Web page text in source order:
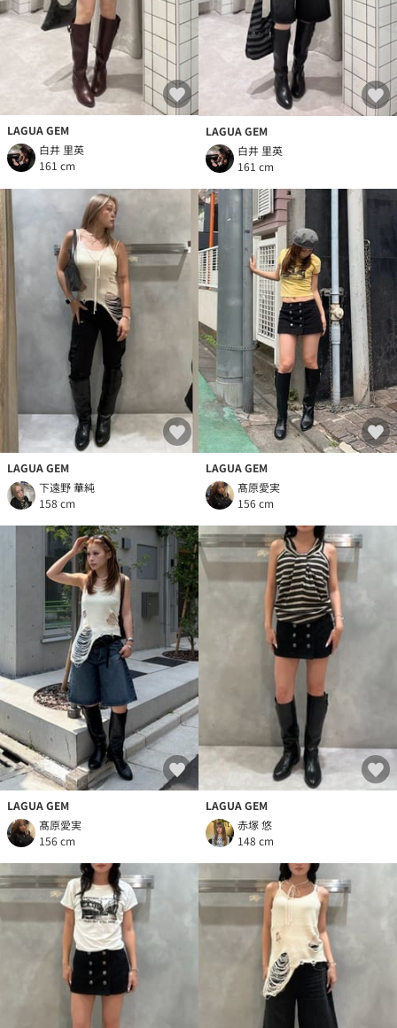
LAGUA GEM
白井 里英
161 cm
LAGUA GEM
白井 里英
161 cm
LAGUA GEM
下遠野 華純
158 cm
LAGUA GEM
髙原愛実
156 cm
LAGUA GEM
髙原愛実
156 cm
LAGUA GEM
赤塚 悠
148 cm